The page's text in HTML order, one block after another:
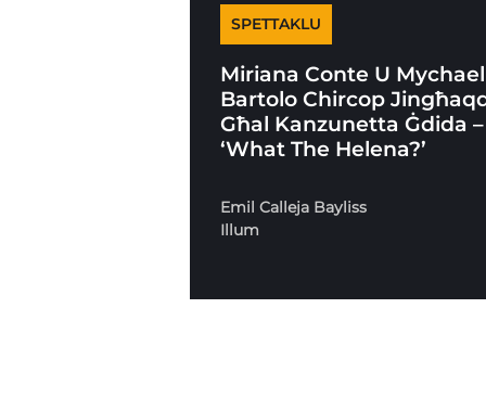
SPETTAKLU
Miriana Conte U Mychael
Bartolo Chircop
Għal Kanzunetta Ġdida –
‘What The Helena?’
Emil Calleja Bayliss
Illum